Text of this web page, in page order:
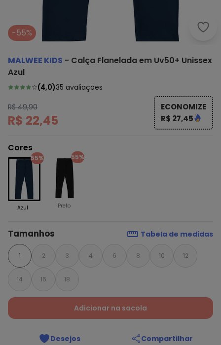
-55%
MALWEE KIDS - Calça Flanelada em Uv50+ Unissex
Azul
(4,0)35 avaliações
R$ 49,90
R$ 22,45
ECONOMIZE
R$ 27,45
Cores
55%
Azul
55%
Preto
Tamanhos Tabela de medidas
1 2 3 4 6 8 10 12
14 16 18
Adicionar na sacola
Desejos Compartilhar